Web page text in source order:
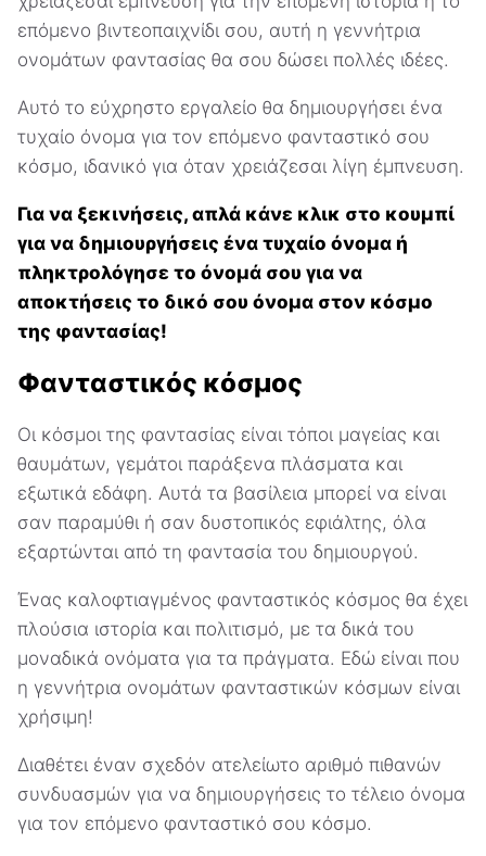
επόμενο βιντεοπαιχνίδι σου, αυτή η γεννήτρια
ονομάτων φαντασίας θα σου δώσει πολλές ιδέες.
Αυτό το εύχρηστο εργαλείο θα δημιουργήσει ένα
τυχαίο όνομα για τον επόμενο φανταστικό σου
κόσμο, ιδανικό για όταν χρειάζεσαι λίγη έμπνευση.
Για να ξεκινήσεις, απλά κάνε κλικ στο κουμπί
για να δημιουργήσεις ένα τυχαίο όνομα ή
πληκτρολόγησε το όνομά σου για να
αποκτήσεις το δικό σου όνομα στον κόσμο
της φαντασίας!
Φανταστικός κόσμος
Οι κόσμοι της φαντασίας είναι τόποι μαγείας και
θαυμάτων, γεμάτοι παράξενα πλάσματα και
εξωτικά εδάφη. Αυτά τα βασίλεια μπορεί να είναι
σαν παραμύθι ή σαν δυστοπικός εφιάλτης, όλα
εξαρτώνται από τη φαντασία του δημιουργού.
Ένας καλοφτιαγμένος φανταστικός κόσμος θα έχει
πλούσια ιστορία και πολιτισμό, με τα δικά του
μοναδικά ονόματα για τα πράγματα. Εδώ είναι που
η γεννήτρια ονομάτων φανταστικών κόσμων είναι
χρήσιμη!
Διαθέτει έναν σχεδόν ατελείωτο αριθμό πιθανών
συνδυασμών για να δημιουργήσεις το τέλειο όνομα
για τον επόμενο φανταστικό σου κόσμο.